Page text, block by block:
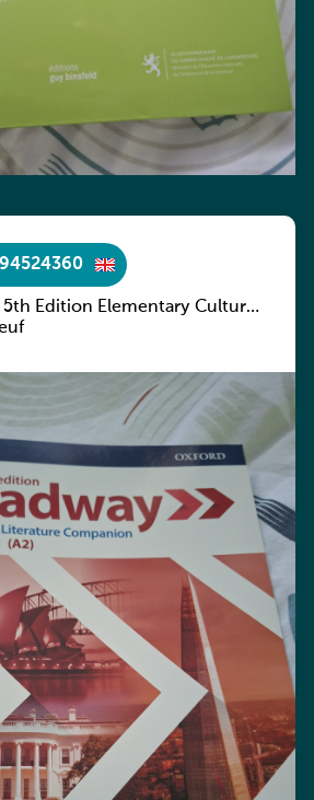
5th Edition Elementary Culture
Companion